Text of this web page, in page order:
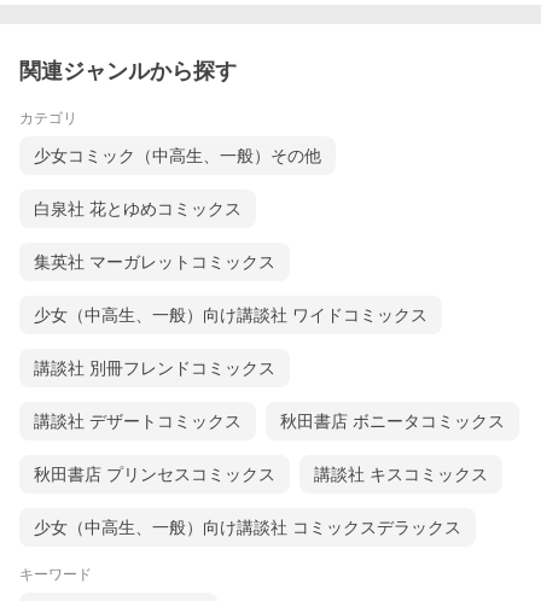
関連ジャンルから探す
カテゴリ
少女コミック（中高生、一般）その他
白泉社 花とゆめコミックス
集英社 マーガレットコミックス
少女（中高生、一般）向け講談社 ワイドコミックス
講談社 別冊フレンドコミックス
講談社 デザートコミックス 秋田書店 ボニータコミックス
秋田書店 プリンセスコミックス 講談社 キスコミックス
少女（中高生、一般）向け講談社 コミックスデラックス
キーワード